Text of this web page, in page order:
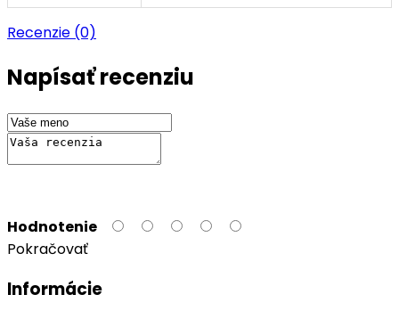
Recenzie (0)
Napísať recenziu
Hodnotenie
Pokračovať
Informácie